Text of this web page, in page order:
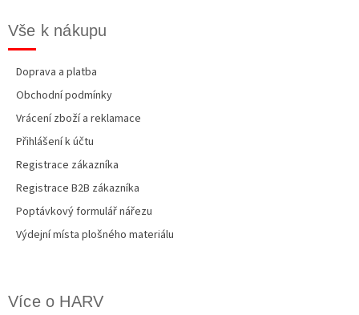
Vše k nákupu
Doprava a platba
Obchodní podmínky
Vrácení zboží a reklamace
Přihlášení k účtu
Registrace zákazníka
Registrace B2B zákazníka
Poptávkový formulář nářezu
Výdejní místa plošného materiálu
Více o HARV